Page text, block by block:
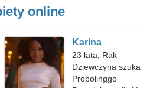
online
Karina
23 lata, Rak
Dziewczyna szuka
Probolinggo